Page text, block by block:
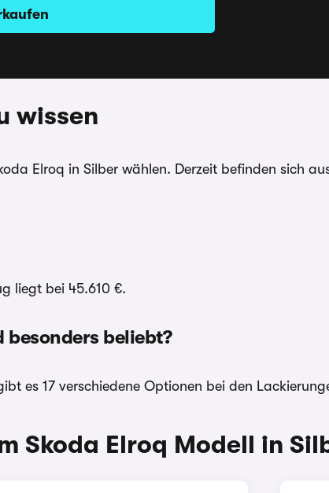
wissen
Elroq in Silber wählen. Derzeit befinden sich
liegt bei 45.610 €.
besonders beliebt?
es 17 verschiedene Optionen bei den
Skoda Elroq Modell in